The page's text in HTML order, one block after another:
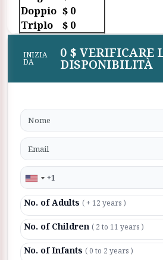
Doppio $ 0
Triplo
$ 0
INIZIA
DA
0 $ VERIFICARE
DISPONIBILITÀ
No. of Adults ( + 12 years )
No. of Children ( 2 to 11 years )
No. of Infants ( 0 to 2 years )